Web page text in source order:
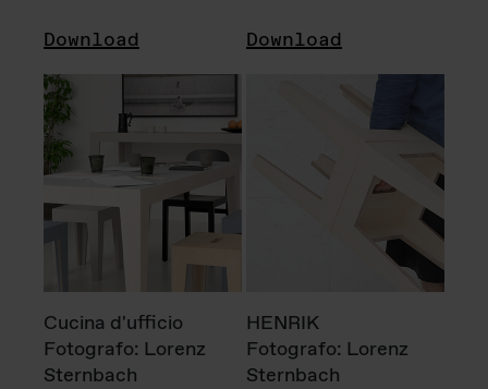
Download Download
Cucina d'ufficio
Fotografo: Lorenz
Sternbach
HENRIK
Fotografo: Lorenz
Sternbach